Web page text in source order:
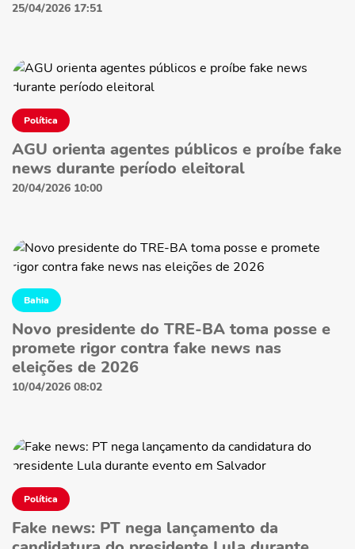
25/04/2026 17:51
Política
AGU orienta agentes públicos e proíbe fake
news durante período eleitoral
20/04/2026 10:00
Bahia
Novo presidente do TRE-BA toma posse e
promete rigor contra fake news nas
eleições de 2026
10/04/2026 08:02
Política
Fake news: PT nega lançamento da